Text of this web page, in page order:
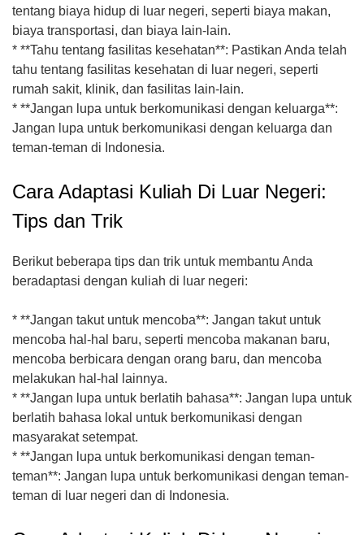
tentang biaya hidup di luar negeri, seperti biaya makan,
biaya transportasi, dan biaya lain-lain.
* **Tahu tentang fasilitas kesehatan**: Pastikan Anda telah
tahu tentang fasilitas kesehatan di luar negeri, seperti
rumah sakit, klinik, dan fasilitas lain-lain.
* **Jangan lupa untuk berkomunikasi dengan keluarga**:
Jangan lupa untuk berkomunikasi dengan keluarga dan
teman-teman di Indonesia.
Cara Adaptasi Kuliah Di Luar Negeri:
Tips dan Trik
Berikut beberapa tips dan trik untuk membantu Anda
beradaptasi dengan kuliah di luar negeri:
* **Jangan takut untuk mencoba**: Jangan takut untuk
mencoba hal-hal baru, seperti mencoba makanan baru,
mencoba berbicara dengan orang baru, dan mencoba
melakukan hal-hal lainnya.
* **Jangan lupa untuk berlatih bahasa**: Jangan lupa untuk
berlatih bahasa lokal untuk berkomunikasi dengan
masyarakat setempat.
* **Jangan lupa untuk berkomunikasi dengan teman-
teman**: Jangan lupa untuk berkomunikasi dengan teman-
teman di luar negeri dan di Indonesia.